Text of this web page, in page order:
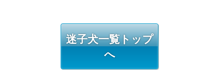
迷子犬一覧トップ
へ